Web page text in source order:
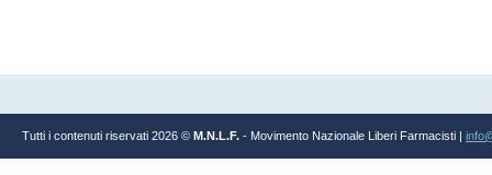
Tutti i contenuti riservati 2026 © M.N.L.F. - Movimento Nazionale Liberi Farmacisti |